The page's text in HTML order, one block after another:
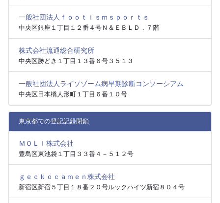
一般社団法人ｆｏｏｔｉｓｍｓｐｏｒｔｓ
中央区銀座１丁目１２番４号Ｎ＆ＥＢＬＤ．７階
株式会社流通総合研究所
中央区勝どき１丁目１３番６号３５１３
一般社団法人ライソゾーム病早期診断コンソーシアム
中央区日本橋人形町１丁目６番１０号
東京都での登記記録閉鎖
ＭＯＬＩ株式会社
豊島区東池袋１丁目３３番４－５１２号
ｇｅｃｋｏｃａｍｅｎ株式会社
新宿区新宿５丁目１８番２０号ルックハイツ新宿８０４号